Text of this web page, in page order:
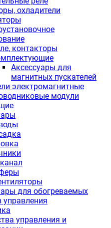
охладители
контакторы
Аксессуары для
магнитных пускателей
электромагнитные
модули
для обогреваемых
управления и